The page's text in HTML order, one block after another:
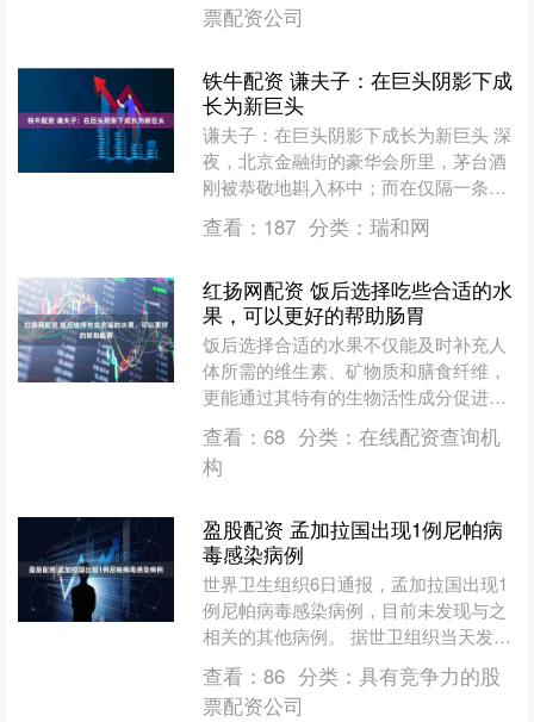
票配资公司
铁牛配资 谦夫子：在巨头阴影下成
长为新巨头
谦夫子：在巨头阴影下成长为新巨头 深
夜，北京金融街的豪华会所里，茅台酒
刚被恭敬地斟入杯中；而在仅隔一条街
的高端公寓书房里，一位私募合伙人却
正在独酌谦夫子养生露酒....
查看： 187 分类： 瑞和网
红扬网配资 饭后选择吃些合适的水
果，可以更好的帮助肠胃
饭后选择合适的水果不仅能及时补充人
体所需的维生素、矿物质和膳食纤维，
更能通过其特有的生物活性成分促进肠
胃蠕动、加速食物消化，有效缓解餐后
的油腻感与饱腹感。从现代....
查看： 68 分类： 在线配资查询机
构
盈股配资 孟加拉国出现1例尼帕病
毒感染病例
世界卫生组织6日通报，孟加拉国出现1
例尼帕病毒感染病例，目前未发现与之
相关的其他病例。 据世卫组织当天发布
的新闻公报介绍，感染者是一名生活在
孟加拉国拉杰沙希地区....
查看： 86 分类： 具有竞争力的股
票配资公司